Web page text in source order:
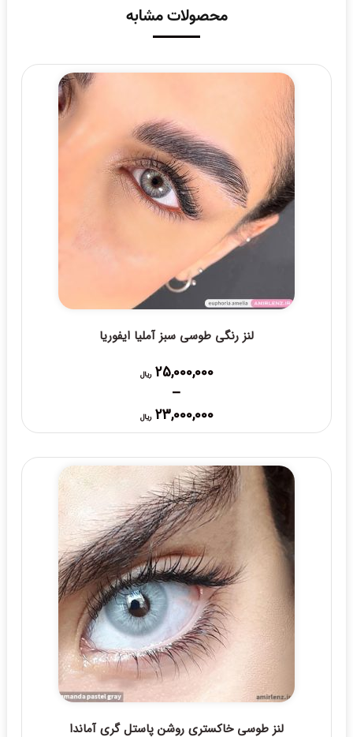
محصولات مشابه
لنز رنگی طوسی سبز آملیا ایفوریا
25,000,000 ریال
–
23,000,000 ریال
Price
range:
through
25,000,000 ریال
لنز طوسی خاکستری روشن پاستل گری آماندا